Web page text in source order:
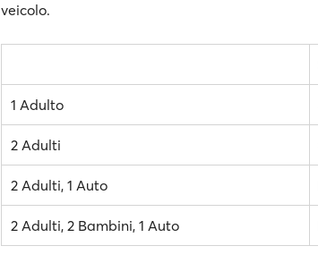
veicolo.
1 Adulto
2 Adulti
2 Adulti, 1 Auto
2 Adulti, 2 Bambini, 1 Auto